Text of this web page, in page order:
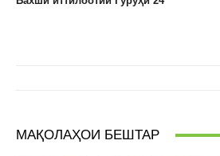
МАҚОЛАҲОИ БЕШТАР